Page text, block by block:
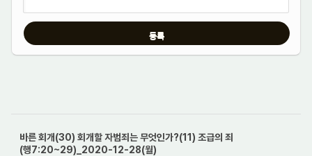
바른 회개(30) 회개할 자범죄는 무엇인가?(11) 조급의 죄
(행7:20~29)_2020-12-28(월)